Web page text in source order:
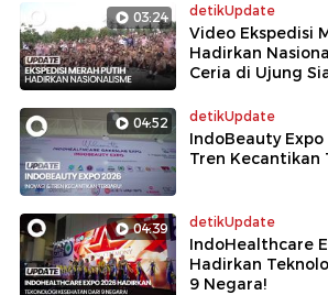
03:24 detikUpdate
Video Ekspedisi
Hadirkan
Ceria di Ujung
04:52 detikUpdate
IndoBeauty
Tren Kecantikan
04:39 detikUpdate
IndoHealthcare
Hadirkan
9 Negara!